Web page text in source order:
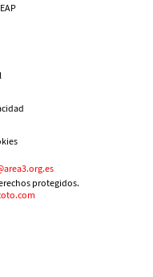
protegidos.